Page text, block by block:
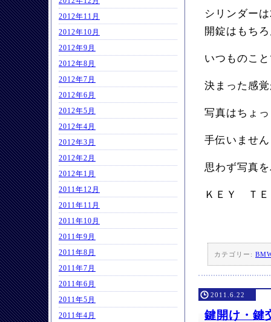
2012年11月
2012年10月
2012年9月
2012年8月
2012年7月
2012年6月
2012年5月
2012年4月
2012年3月
2012年2月
2012年1月
2011年12月
2011年11月
2011年10月
2011年9月
2011年8月
2011年7月
2011年6月
2011年5月
2011年4月
シリンダー
開錠はもち
いつものこ
決まった感
写真はちょ
手伝いませ
思わず写真
ＫＥＹ Ｔ
カテゴリー:
2011.6.22
鍵開け・鍵